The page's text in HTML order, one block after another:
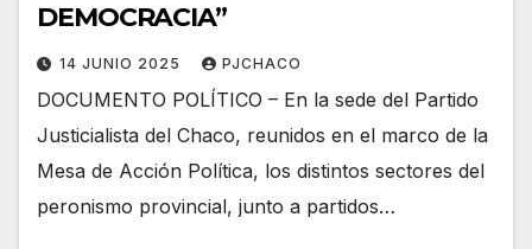
DEMOCRACIA”
14 JUNIO 2025 PJCHACO
DOCUMENTO POLÍTICO – En la sede del Partido
Justicialista del Chaco, reunidos en el marco de la
Mesa de Acción Política, los distintos sectores del
peronismo provincial, junto a partidos…